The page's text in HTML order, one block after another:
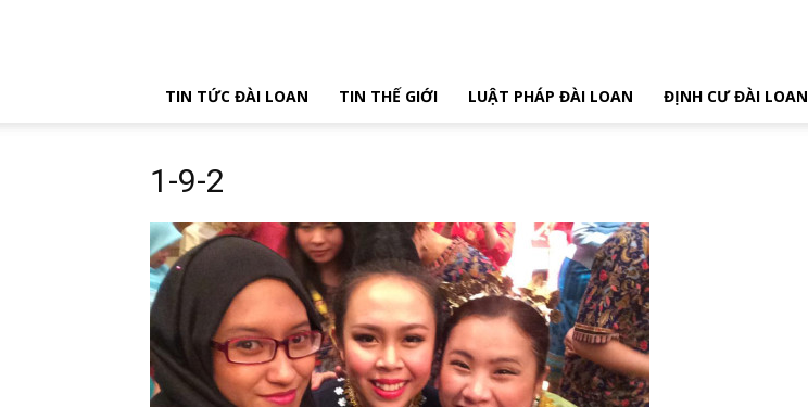
TIN TỨC ĐÀI LOAN TIN THẾ GIỚI LUẬT PHÁP ĐÀI LOAN ĐỊNH CƯ ĐÀI LOAN
1-9-2